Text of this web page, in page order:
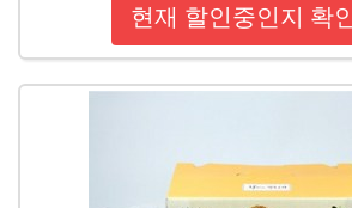
현재 할인중인지 확